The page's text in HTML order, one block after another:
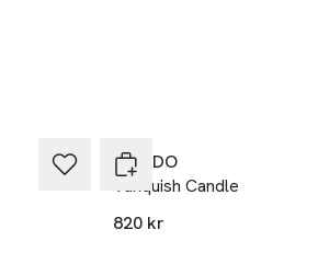
BYREDO
Vanquish Candle
820 kr